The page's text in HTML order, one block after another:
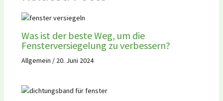
Was ist der beste Weg, um die
Fensterversiegelung zu verbessern?
Allgemein / 20. Juni 2024